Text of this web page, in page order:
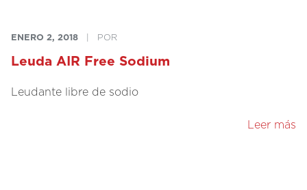
ENERO 2, 2018 POR
Leuda AIR Free Sodium
Leudante libre de sodio
Leer más